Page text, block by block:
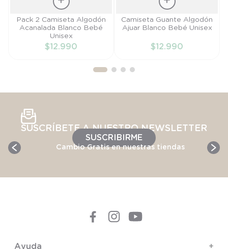
Talla
Pack 2 Camiseta Algodón
Acanalada Blanco Bebé
Unisex
$12.990
Talla
Camiseta Guante Algodón
Ajuar Blanco Bebé Unisex
$12.990
SUSCRÍBETE A NUESTRO NEWSLETTER
SUSCRIBIRME
Cambio Gratis en nuestras tiendas
Ayuda +